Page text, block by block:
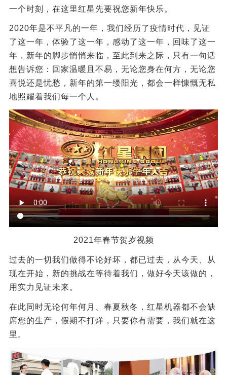
一个时刻，在这里红星先要祝您新年快乐。
2020年是不平凡的一年，我们经历了疫情时代，见证
了这一年，体验了这一年，感动了这一年，回味了这一
年，新年的脚步悄悄来临，至此到来之际，只有一句话
想告诉您：回家温暖且不易，无论您身在何方，无论您
喜悦还是忧愁，新年的第一缕阳光，都会一样慷慨无私
地照耀着我们每一个人。
2021年春节贺岁视频
过去的一切我们做得不论好坏，都已过去，从今天、从
现在开始，新的挑战在等待着我们，做好今天该做的，
用实力见证未来。
在此同时无论何年何月、春夏秋冬，红星机器都不会缺
席您的生产，假期不打烊，只要你有需要，我们就在这
里。